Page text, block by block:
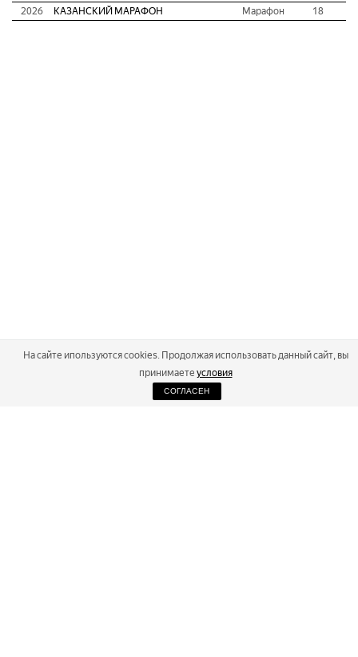
2026 КАЗАНСКИЙ МАРАФОН Марафон 18
На сайте ипользуются cookies. Продолжая использовать данный сайт, вы
принимаете условия
СОГЛАСЕН